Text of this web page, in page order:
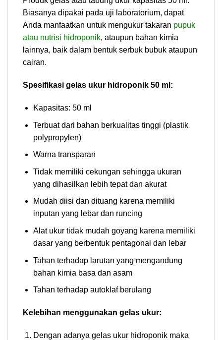
Biasanya dipakai pada uji laboratorium, dapat
Anda manfaatkan untuk mengukur takaran pupuk
atau nutrisi hidroponik, ataupun bahan kimia
lainnya, baik dalam bentuk serbuk bubuk ataupun
cairan.
Spesifikasi gelas ukur hidroponik 50 ml:
Kapasitas: 50 ml
Terbuat dari bahan berkualitas tinggi (plastik
polypropylen)
Warna transparan
Tidak memiliki cekungan sehingga ukuran
yang dihasilkan lebih tepat dan akurat
Mudah diisi dan dituang karena memiliki
inputan yang lebar dan runcing
Alat ukur tidak mudah goyang karena memiliki
dasar yang berbentuk pentagonal dan lebar
Tahan terhadap larutan yang mengandung
bahan kimia basa dan asam
Tahan terhadap autoklaf berulang
Kelebihan menggunakan gelas ukur:
Dengan adanya gelas ukur hidroponik maka